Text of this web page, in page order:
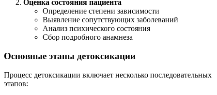
Оценка состояния пациента
Определение степени зависимости
Выявление сопутствующих заболеваний
Анализ психического состояния
Сбор подробного анамнеза
Основные этапы детоксикации
Процесс детоксикации включает несколько последовательных
этапов: